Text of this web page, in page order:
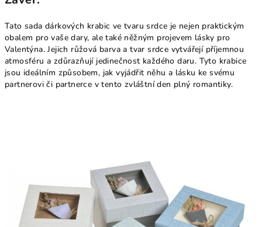
Tato sada dárkových krabic ve tvaru srdce je nejen praktickým
obalem pro vaše dary, ale také něžným projevem lásky pro
Valentýna. Jejich růžová barva a tvar srdce vytvářejí příjemnou
atmosféru a zdůrazňují jedinečnost každého daru. Tyto krabice
jsou ideálním způsobem, jak vyjádřit něhu a lásku ke svému
partnerovi či partnerce v tento zvláštní den plný romantiky.